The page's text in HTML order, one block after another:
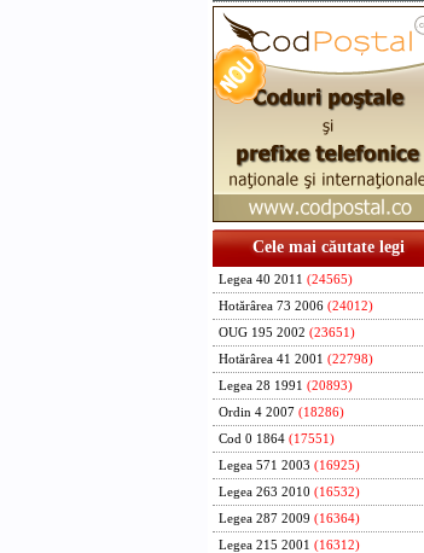
Cele mai căutate legi
Legea 40 2011 (24565)
Hotărârea 73 2006 (24012)
OUG 195 2002 (23651)
Hotărârea 41 2001 (22798)
Legea 28 1991 (20893)
Ordin 4 2007 (18286)
Cod 0 1864 (17551)
Legea 571 2003 (16925)
Legea 263 2010 (16532)
Legea 287 2009 (16364)
Legea 215 2001 (16312)